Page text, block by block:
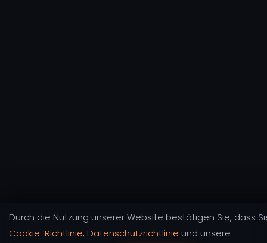
Durch die Nutzung unserer Website bestätigen Sie, dass
Cookie-Richtlinie, Datenschutzrichtlinie und unsere